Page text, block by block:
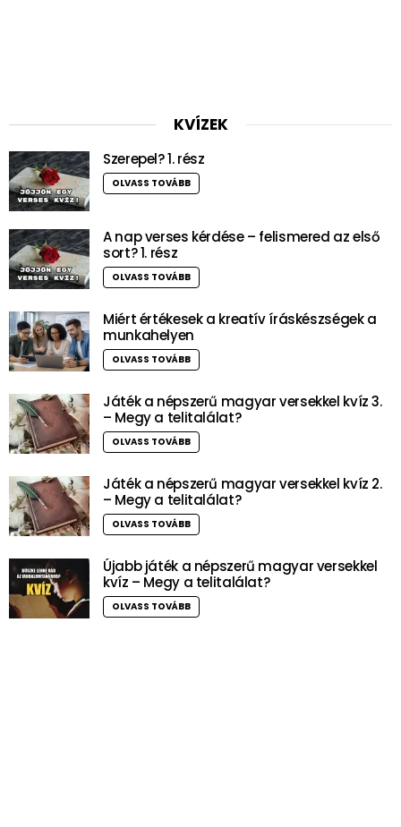
KVÍZEK
Szerepel? 1. rész
OLVASS TOVÁBB
A nap verses kérdése – felismered az első
sort? 1. rész
OLVASS TOVÁBB
Miért értékesek a kreatív íráskészségek a
munkahelyen
OLVASS TOVÁBB
Játék a népszerű magyar versekkel kvíz 3.
– Megy a telitalálat?
OLVASS TOVÁBB
Játék a népszerű magyar versekkel kvíz 2.
– Megy a telitalálat?
OLVASS TOVÁBB
Újabb játék a népszerű magyar versekkel
kvíz – Megy a telitalálat?
OLVASS TOVÁBB